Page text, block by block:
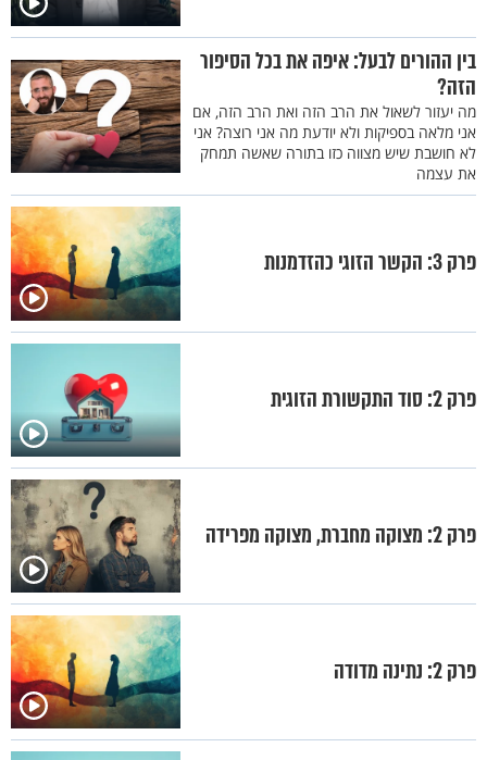
בין ההורים לבעל: איפה את בכל הסיפור
הזה?
מה יעזור לשאול את הרב הזה ואת הרב הזה, אם
אני מלאה בספיקות ולא יודעת מה אני רוצה? אני
לא חושבת שיש מצווה כזו בתורה שאשה תמחק
את עצמה
פרק 3: הקשר הזוגי כהזדמנות
פרק 2: סוד התקשורת הזוגית
פרק 2: מצוקה מחברת, מצוקה מפרידה
פרק 2: נתינה מדודה